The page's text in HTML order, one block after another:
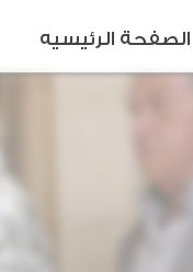
الصفحة الرئيسيه